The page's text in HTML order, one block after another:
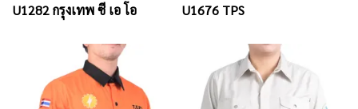
พนักงาน ครบวงจร
U1282 กรุงเทพ ซี เอ โอ
U1676 TPS